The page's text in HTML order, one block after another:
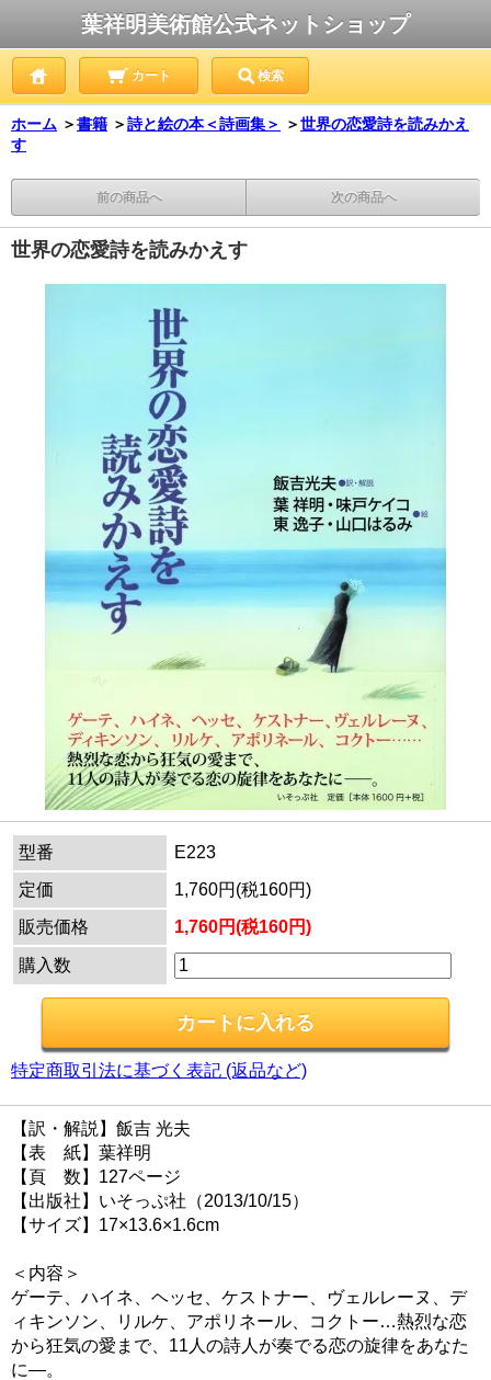
葉祥明美術館公式ネットショップ
カート 検索
ホーム ＞書籍 ＞詩と絵の本＜詩画集＞ ＞世界の恋愛詩を読みかえ
す
前の商品へ 次の商品へ
世界の恋愛詩を読みかえす
型番
E223
定価
1,760円(税160円)
販売価格
1,760円(税160円)
購入数
特定商取引法に基づく表記 (返品など)
【訳・解説】飯吉 光夫
【表 紙】葉祥明
【頁 数】127ページ
【出版社】いそっぷ社（2013/10/15）
【サイズ】17×13.6×1.6cm
＜内容＞
ゲーテ、ハイネ、ヘッセ、ケストナー、ヴェルレーヌ、デ
ィキンソン、リルケ、アポリネール、コクトー…熱烈な恋
から狂気の愛まで、11人の詩人が奏でる恋の旋律をあなた
に―。